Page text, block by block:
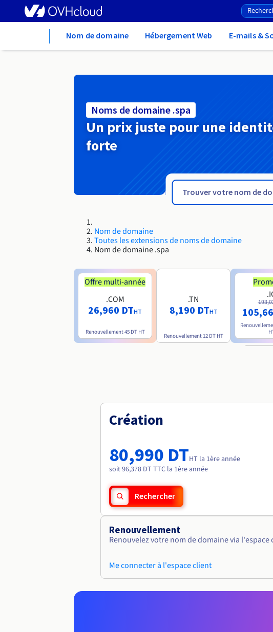
Nom de domaine Hébergement Web E-mails &
Noms de domaine .spa
Un prix juste pour une
forte
Nom de domaine
Toutes les extensions de noms de domaine
Nom de domaine .spa
Offre multi-année
.COM
26,960 DTHT
Renouvellement45 DT HT
.TN
8,190 DTHT
Renouvellement 12 DT HT
Création
80,990 DTHT la 1ère année
soit 96,378 DT TTC la 1ère année
Rechercher
Renouvellement
Renouvelez votre nom de domaine via l'espace
Me connecter à l'espace client